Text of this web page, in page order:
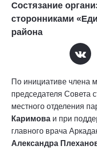
Состязание
сторонниками
района
По инициативе члена
председателя Совета
местного отделения
Каримова и при
главного врача
Александра